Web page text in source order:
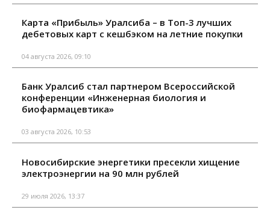
Карта «Прибыль» Уралсиба – в Топ-3 лучших
дебетовых карт с кешбэком на летние покупки
04 августа 2026, 09:10
Банк Уралсиб стал партнером Всероссийской
конференции «Инженерная биология и
биофармацевтика»
03 августа 2026, 10:53
Новосибирские энергетики пресекли хищение
электроэнергии на 90 млн рублей
29 июля 2026, 13:37